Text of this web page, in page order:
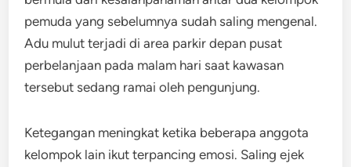
pemuda yang sebelumnya sudah saling mengenal.
Adu mulut terjadi di area parkir depan pusat
perbelanjaan pada malam hari saat kawasan
tersebut sedang ramai oleh pengunjung.
Ketegangan meningkat ketika beberapa anggota
kelompok lain ikut terpancing emosi. Saling ejek